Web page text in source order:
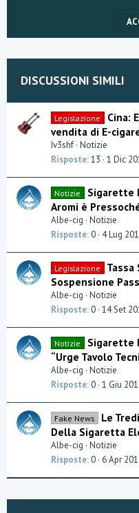
a
e
t
:
DISCUSSIONI SIMILI
Legislazione
Cina:
vendita di E-
Iv3shf Notizie
Risposte 13 1 Dic
Notizie
Sigarette
Aromi è
Albe-cig Notizie
Risposte 0 4 Lug
Legislazione
Sospensione
Albe-cig Notizie
Risposte 0 14 Set
Notizie
Sigarette
“Urge Tavolo
Albe-cig Notizie
Risposte 0 1 Giu
Fake News
Le
Della Sigaretta
Albe-cig Notizie
Risposte 0 6 Apr